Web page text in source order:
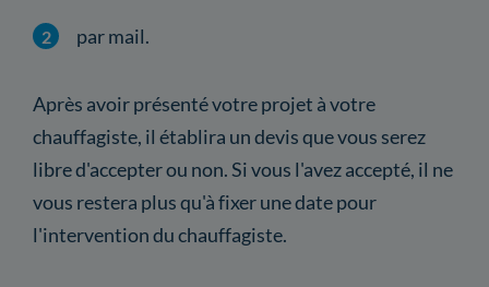
par mail.
Après avoir présenté votre projet à votre
chauffagiste, il établira un devis que vous serez
libre d'accepter ou non. Si vous l'avez accepté, il ne
vous restera plus qu'à fixer une date pour
l'intervention du chauffagiste.